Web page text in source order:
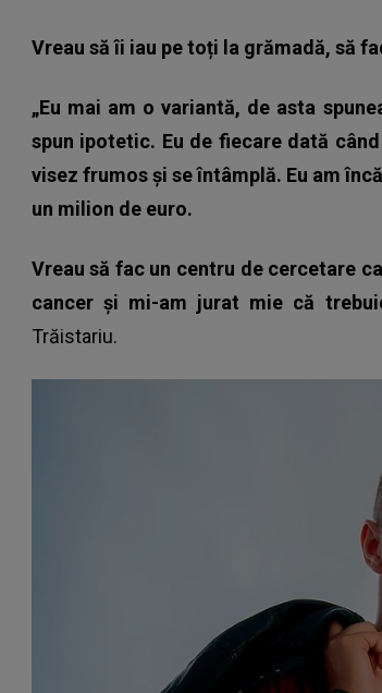
Vreau să îi iau pe toți la grămadă, să
„Eu mai am o variantă, de asta
spun ipotetic. Eu de fiecare dată
visez frumos și se întâmplă. Eu am
un milion de euro.
Vreau să fac un centru de cercetare
cancer și mi-am jurat mie că
Trăistariu.